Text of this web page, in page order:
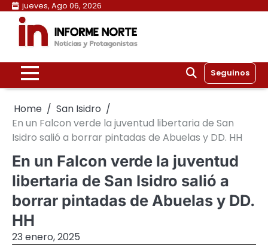
Skip
content
jueves, Ago 06, 2026
Seguinos
Home
San Isidro
En un Falcon verde la juventud libertaria de San
Isidro salió a borrar pintadas de Abuelas y DD. HH
En un Falcon verde la juventud
libertaria de San Isidro salió a
borrar pintadas de Abuelas y DD.
HH
23 enero, 2025